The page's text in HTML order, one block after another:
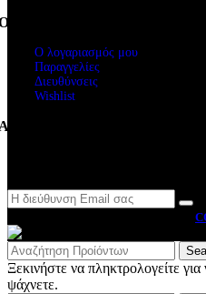
Λογαριασμός μου
Ο λογαριασμός μου
Παραγγελίες
Διευθύνσεις
Wishlist
μας
Ξεκινήστε να πληκτρολογείτε
ψάχνετε.